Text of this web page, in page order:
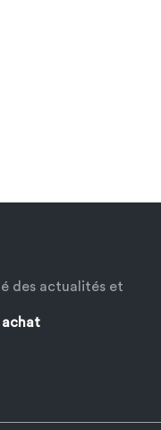
des actualités et